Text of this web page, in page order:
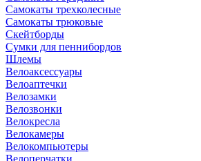
Самокаты трехколесные
Самокаты трюковые
Скейтборды
Сумки для пеннибордов
Шлемы
Велоаксессуары
Велоаптечки
Велозамки
Велозвонки
Велокресла
Велокамеры
Велокомпьютеры
Велоперчатки